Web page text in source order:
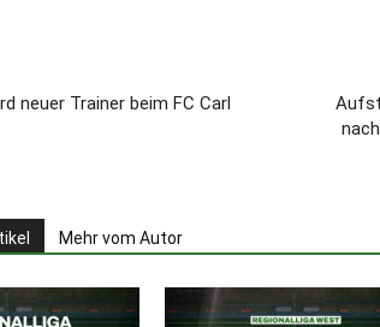
neuer Trainer beim FC Carl
Mehr vom Autor